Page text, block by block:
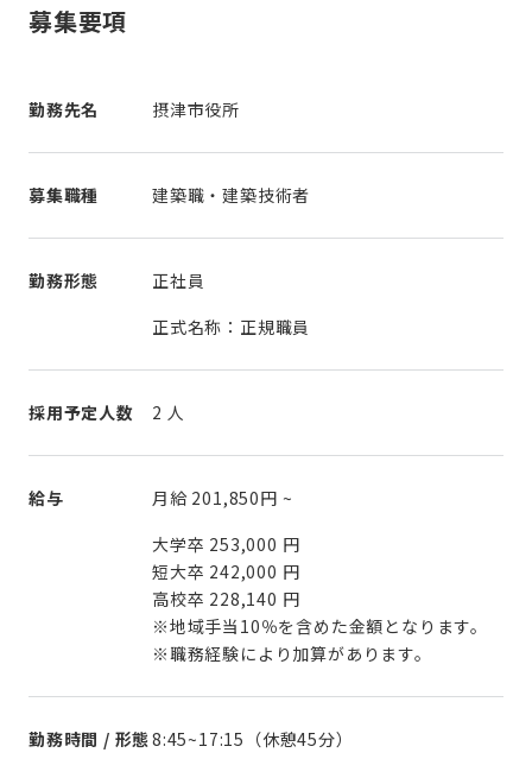
募集要項
勤務先名 摂津市役所
募集職種 建築職・建築技術者
勤務形態
正社員
正式名称：正規職員
採用予定人数 2 人
給与 月給 201,850円 ~
大学卒 253,000 円
短大卒 242,000 円
高校卒 228,140 円
※地域手当10％を含めた金額となります。
※職務経験により加算があります。
勤務時間 / 形態8:45~17:15（休憩45分）